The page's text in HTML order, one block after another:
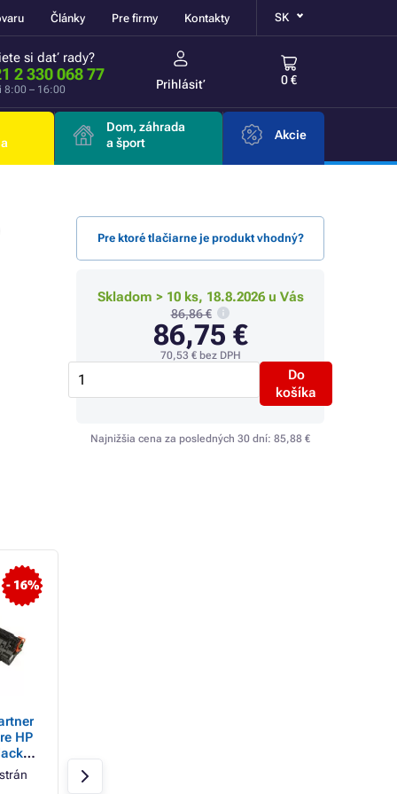
Články Pre firmy Kontakty SK
si dať rady?
2 330 068 77
8:00 – 16:00 Prihlásiť 0 €
Dom, záhrada
a šport
Akcie
Pre ktoré tlačiarne je produkt vhodný?
Skladom > 10 ks, 18.8.2026 u Vás
86,86 €
86,75 €
70,53 €bez DPH
Do
košíka
Najnižšia cena za posledných 30 dní: 85,88 €
- 16%
HP